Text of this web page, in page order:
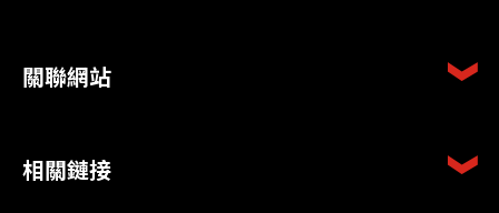
關聯網站
相關鏈接